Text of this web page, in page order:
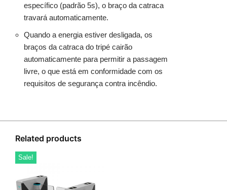
específico (padrão 5s), o braço da catraca
travará automaticamente.
Quando a energia estiver desligada, os
braços da catraca do tripé cairão
automaticamente para permitir a passagem
livre, o que está em conformidade com os
requisitos de segurança contra incêndio.
Related products
Sale!